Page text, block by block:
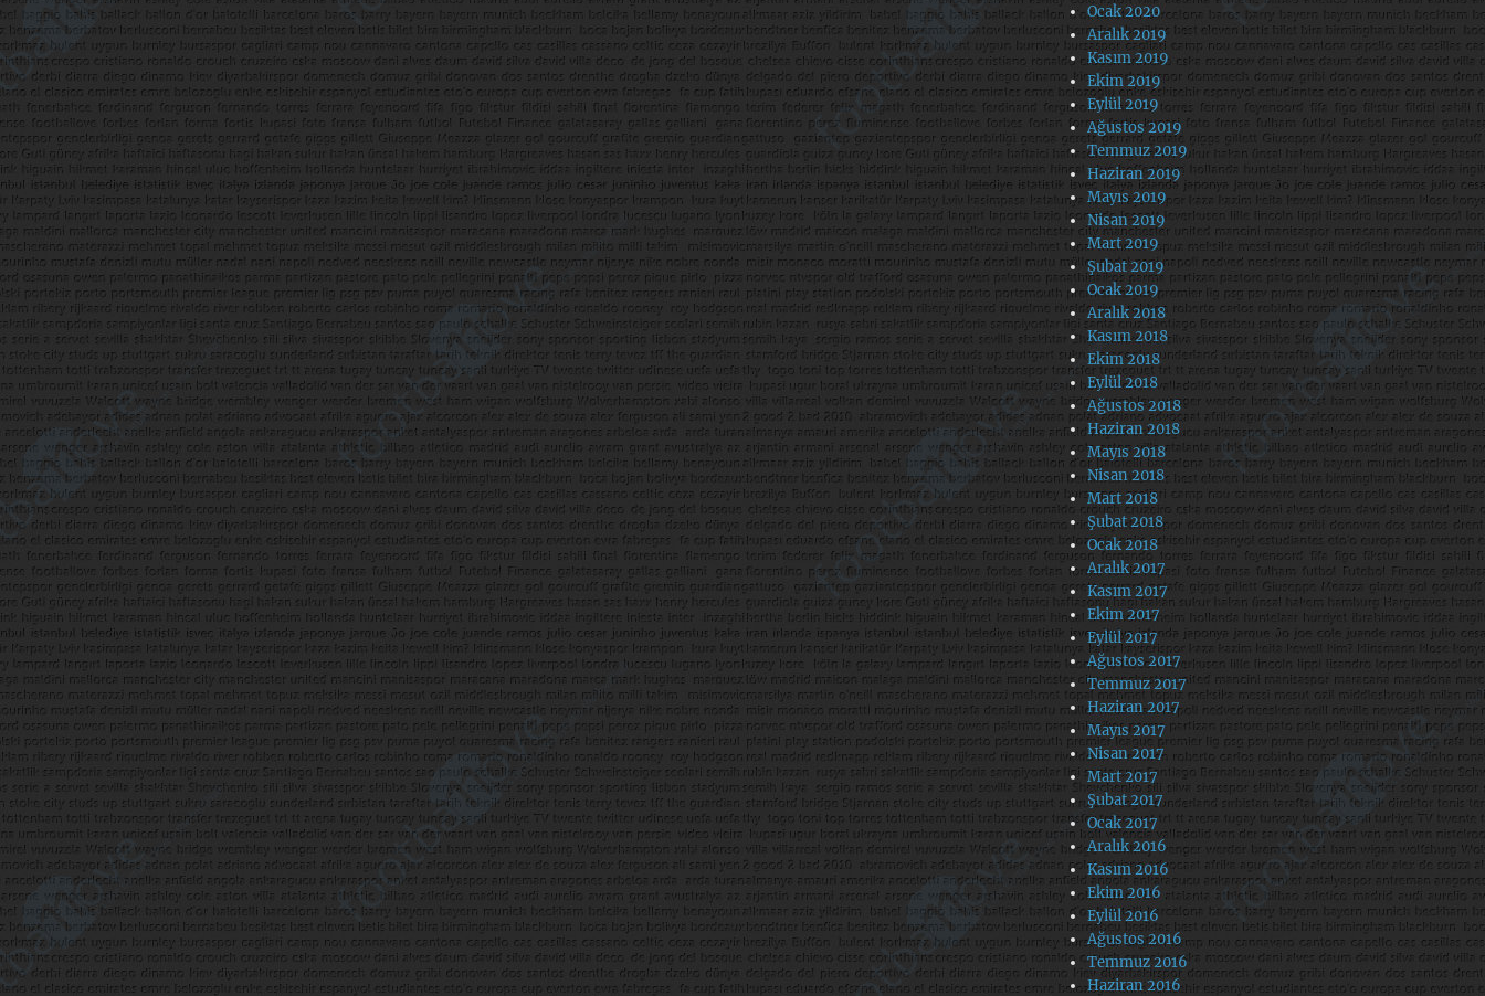
Ocak 2020
Aralık 2019
Kasım 2019
Ekim 2019
Eylül 2019
Ağustos 2019
Temmuz 2019
Haziran 2019
Mayıs 2019
Nisan 2019
Mart 2019
Şubat 2019
Ocak 2019
Aralık 2018
Kasım 2018
Ekim 2018
Eylül 2018
Ağustos 2018
Haziran 2018
Mayıs 2018
Nisan 2018
Mart 2018
Şubat 2018
Ocak 2018
Aralık 2017
Kasım 2017
Ekim 2017
Eylül 2017
Ağustos 2017
Temmuz 2017
Haziran 2017
Mayıs 2017
Nisan 2017
Mart 2017
Şubat 2017
Ocak 2017
Aralık 2016
Kasım 2016
Ekim 2016
Eylül 2016
Ağustos 2016
Temmuz 2016
Haziran 2016